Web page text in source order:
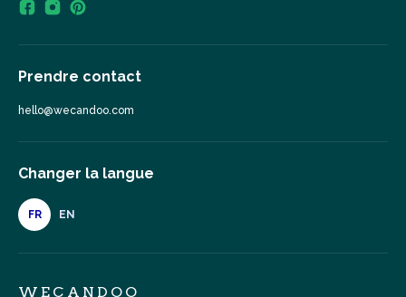
Prendre contact
hello@wecandoo.com
Changer la langue
FR EN
WECANDOO